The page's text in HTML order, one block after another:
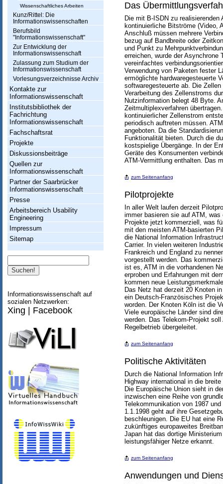
n
s
c
h
a
f
t
Wissenschaftliches Arbeiten
Kunz/Rittel: Die
Informationswissenschaften
Berufsbild
"Informationswissenschaft"
Zur Entwicklung der
Informationswissenschaft
Zulassung zum Studium der
Informationswissenschaft
Vorlesungsverzeichnisse Archiv
Kontakte zur
Informationswissenschaft
Institutsbibliothek der
Fachrichtung
Informationswissenschaft
Fachschaftsrat
Projekte
Diskussionsbeiträge
Quellen zur
Informationswissenschaft
Partner der Saarbrücker
Informationswissenschaft
Presse
Arbeitsbereich Usability
Engineering
Impressum
Sitemap
Informationswissenschaft auf
sozialen Netzwerken:
Xing Facebook
Das
Die mit B-ISDN zu realisierenden
kontinuierliche Bitströme (Video,
Anschluß müssen mehrere
bezug auf Bandbreite oder
und Punkt zu
erreichen, wurde der
vereinfachtes
Verwendung von Paketen fester
ermöglichte hardwaregesteuerte
softwaregesteuerte ab. Die
Verarbeitung des Zellenstroms
Nutzinformation belegt 48 Byte.
Zeitmultiplexverfahren
kontinuierlicher Zellenstrom
periodisch auftreten müssen.
angeboten. Da die
Funktionalität bieten. Durch die
kostspielige Übergänge. In der
Geräte des Konsumenten
ATM-Vermittlung enthalten. Das
zum Seitenanfang
Pilotprojekte
In aller Welt laufen derzeit
immer basieren sie auf ATM,
Projekte jetzt kommerziell, was
mit den meisten ATM-basierten
die National Information
Carrier. In vielen weiteren
Frankreich und England zu
vorgestellt werden. Das
ist es, ATM in die vorhandenen
erproben und Erfahrungen mit
kommen neue
Das Netz hat derzeit 20 Knoten
ein Deutsch-Französisches
worden. Der Knoten Köln ist die
Viele europäische Länder sind
werden. Das Telekom-Projekt
Regelbetrieb übergeleitet.
zum Seitenanfang
Politische Aktivitäten
Durch die National Information
Highway international in die
Die Europäische Union sieht in
inzwischen eine Reihe von
Telekommunikation von 1987
1.1.1998 geht auf ihre
beschleunigen. Die EU hat eine
zukünftiges europaweites
Japan hat das dortige
leistungsfähiger Netze erkannt.
zum Seitenanfang
Anwendungen und